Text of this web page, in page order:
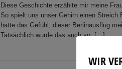
Diese Geschichte erzählte mir meine
So spielt uns unser Gehirn einen Streich
hatte das Gefühl, dieser Berlinausflug
Tatsächlich wurde das auch so, […]
WIR